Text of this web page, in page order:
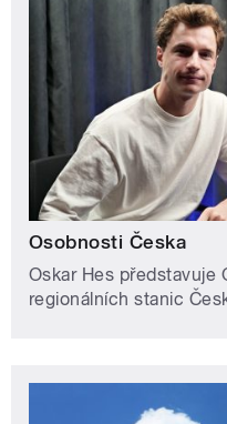
Osobnosti Česka
Oskar Hes představuje
regionálních stanic